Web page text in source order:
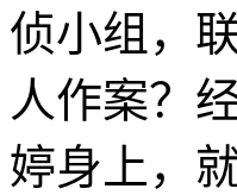
侦小组，
人作案？
婷身上，